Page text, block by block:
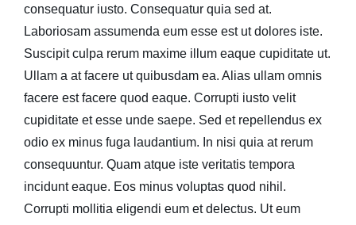
consequatur iusto. Consequatur quia sed at.
Laboriosam assumenda eum esse est ut dolores iste.
Suscipit culpa rerum maxime illum eaque cupiditate ut.
Ullam a at facere ut quibusdam ea. Alias ullam omnis
facere est facere quod eaque. Corrupti iusto velit
cupiditate et esse unde saepe. Sed et repellendus ex
odio ex minus fuga laudantium. In nisi quia at rerum
consequuntur. Quam atque iste veritatis tempora
incidunt eaque. Eos minus voluptas quod nihil.
Corrupti mollitia eligendi eum et delectus. Ut eum